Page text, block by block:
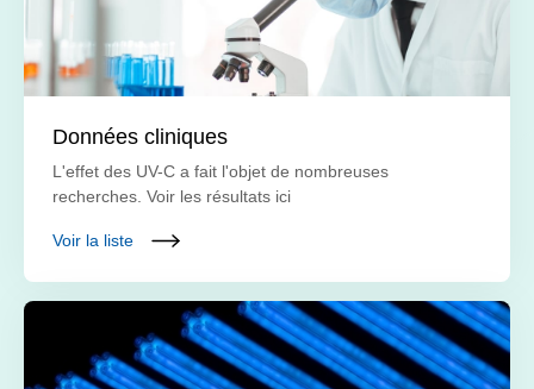
Données cliniques
L'effet des UV-C a fait l'objet de nombreuses
recherches. Voir les résultats ici
Voir la liste